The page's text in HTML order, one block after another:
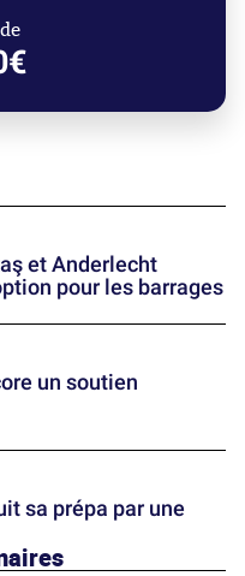
et Anderlecht
pour les barrages
un soutien
sa prépa par une